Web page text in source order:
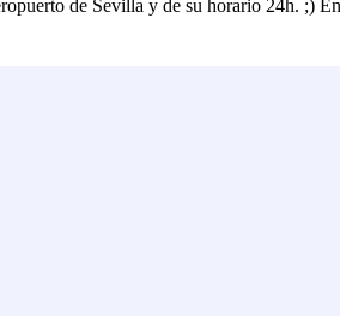
de Sevilla y de su horario 24h. ;)